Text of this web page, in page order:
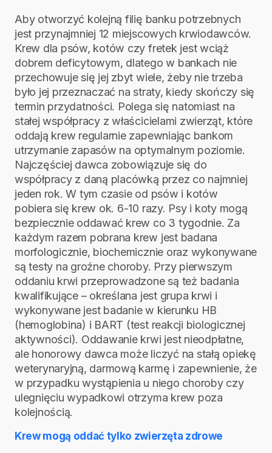
Aby otworzyć kolejną filię banku potrzebnych
jest przynajmniej 12 miejscowych krwiodawców.
Krew dla psów, kotów czy fretek jest wciąż
dobrem deficytowym, dlatego w bankach nie
przechowuje się jej zbyt wiele, żeby nie trzeba
było jej przeznaczać na straty, kiedy skończy się
termin przydatności. Polega się natomiast na
stałej współpracy z właścicielami zwierząt, które
oddają krew regularnie zapewniając bankom
utrzymanie zapasów na optymalnym poziomie.
Najczęściej dawca zobowiązuje się do
współpracy z daną placówką przez co najmniej
jeden rok. W tym czasie od psów i kotów
pobiera się krew ok. 6-10 razy. Psy i koty mogą
bezpiecznie oddawać krew co 3 tygodnie. Za
każdym razem pobrana krew jest badana
morfologicznie, biochemicznie oraz wykonywane
są testy na groźne choroby. Przy pierwszym
oddaniu krwi przeprowadzone są też badania
kwalifikujące – określana jest grupa krwi i
wykonywane jest badanie w kierunku HB
(hemoglobina) i BART (test reakcji biologicznej
aktywności). Oddawanie krwi jest nieodpłatne,
ale honorowy dawca może liczyć na stałą opiekę
weterynaryjną, darmową karmę i zapewnienie, że
w przypadku wystąpienia u niego choroby czy
ulegnięciu wypadkowi otrzyma krew poza
kolejnością.
Krew mogą oddać tylko zwierzęta zdrowe